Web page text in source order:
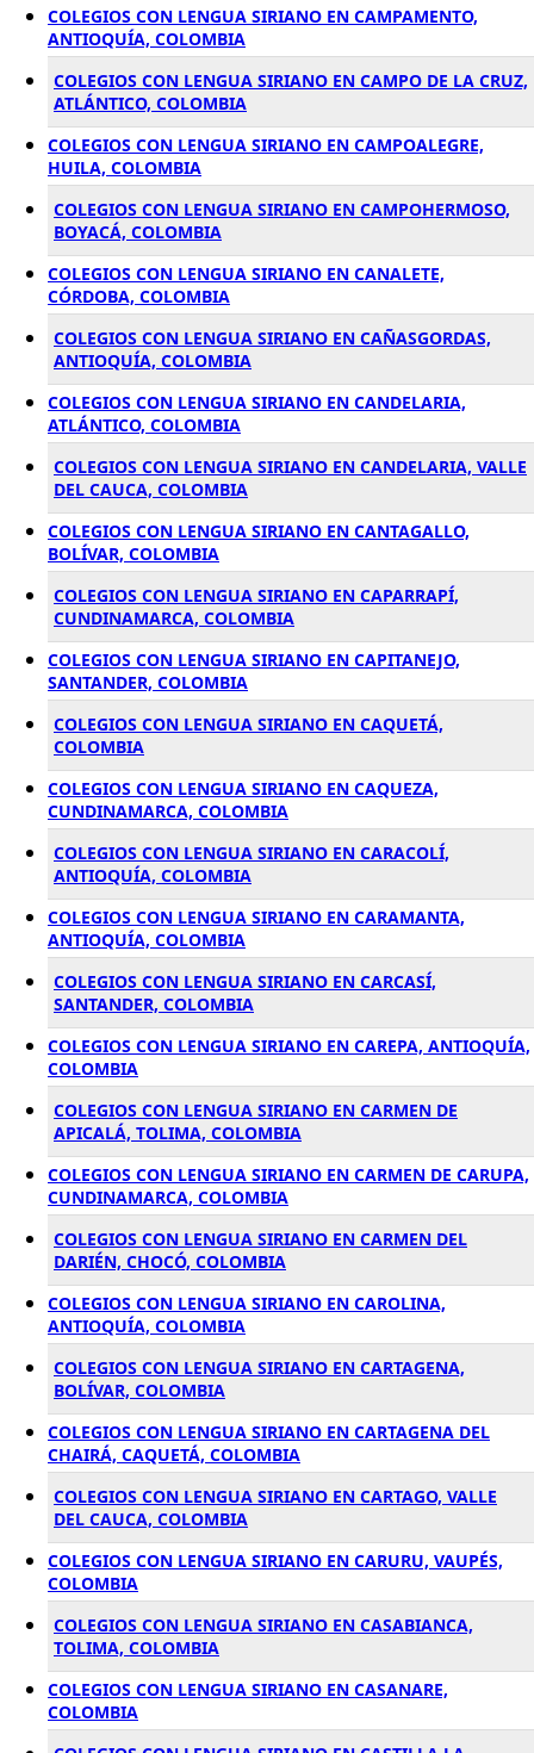
COLEGIOS CON LENGUA SIRIANO EN CAMPAMENTO,
ANTIOQUÍA, COLOMBIA
COLEGIOS CON LENGUA SIRIANO EN CAMPO DE LA CRUZ,
ATLÁNTICO, COLOMBIA
COLEGIOS CON LENGUA SIRIANO EN CAMPOALEGRE,
HUILA, COLOMBIA
COLEGIOS CON LENGUA SIRIANO EN CAMPOHERMOSO,
BOYACÁ, COLOMBIA
COLEGIOS CON LENGUA SIRIANO EN CANALETE,
CÓRDOBA, COLOMBIA
COLEGIOS CON LENGUA SIRIANO EN CAÑASGORDAS,
ANTIOQUÍA, COLOMBIA
COLEGIOS CON LENGUA SIRIANO EN CANDELARIA,
ATLÁNTICO, COLOMBIA
COLEGIOS CON LENGUA SIRIANO EN CANDELARIA, VALLE
DEL CAUCA, COLOMBIA
COLEGIOS CON LENGUA SIRIANO EN CANTAGALLO,
BOLÍVAR, COLOMBIA
COLEGIOS CON LENGUA SIRIANO EN CAPARRAPÍ,
CUNDINAMARCA, COLOMBIA
COLEGIOS CON LENGUA SIRIANO EN CAPITANEJO,
SANTANDER, COLOMBIA
COLEGIOS CON LENGUA SIRIANO EN CAQUETÁ,
COLOMBIA
COLEGIOS CON LENGUA SIRIANO EN CAQUEZA,
CUNDINAMARCA, COLOMBIA
COLEGIOS CON LENGUA SIRIANO EN CARACOLÍ,
ANTIOQUÍA, COLOMBIA
COLEGIOS CON LENGUA SIRIANO EN CARAMANTA,
ANTIOQUÍA, COLOMBIA
COLEGIOS CON LENGUA SIRIANO EN CARCASÍ,
SANTANDER, COLOMBIA
COLEGIOS CON LENGUA SIRIANO EN CAREPA, ANTIOQUÍA,
COLOMBIA
COLEGIOS CON LENGUA SIRIANO EN CARMEN DE
APICALÁ, TOLIMA, COLOMBIA
COLEGIOS CON LENGUA SIRIANO EN CARMEN DE CARUPA,
CUNDINAMARCA, COLOMBIA
COLEGIOS CON LENGUA SIRIANO EN CARMEN DEL
DARIÉN, CHOCÓ, COLOMBIA
COLEGIOS CON LENGUA SIRIANO EN CAROLINA,
ANTIOQUÍA, COLOMBIA
COLEGIOS CON LENGUA SIRIANO EN CARTAGENA,
BOLÍVAR, COLOMBIA
COLEGIOS CON LENGUA SIRIANO EN CARTAGENA DEL
CHAIRÁ, CAQUETÁ, COLOMBIA
COLEGIOS CON LENGUA SIRIANO EN CARTAGO, VALLE
DEL CAUCA, COLOMBIA
COLEGIOS CON LENGUA SIRIANO EN CARURU, VAUPÉS,
COLOMBIA
COLEGIOS CON LENGUA SIRIANO EN CASABIANCA,
TOLIMA, COLOMBIA
COLEGIOS CON LENGUA SIRIANO EN CASANARE,
COLOMBIA